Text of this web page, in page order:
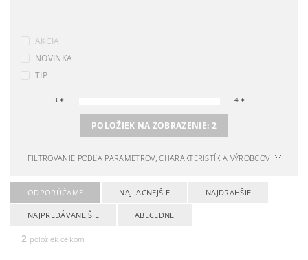
AKCIA
NOVINKA
TIP
3 € 4 €
POLOŽIEK NA ZOBRAZENIE: 2
FILTROVANIE PODĽA PARAMETROV, CHARAKTERISTÍK A VÝROBCOV
ODPORÚČAME NAJLACNEJŠIE NAJDRAHŠIE
NAJPREDÁVANEJŠIE ABECEDNE
2 položiek celkom